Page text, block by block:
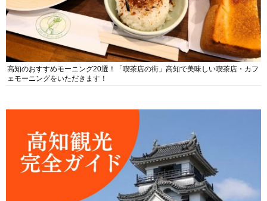
高知のおすすめモーニング20選！「喫茶店の街」高知で美味しい喫茶店・カフ
ェモーニングをいただきます！